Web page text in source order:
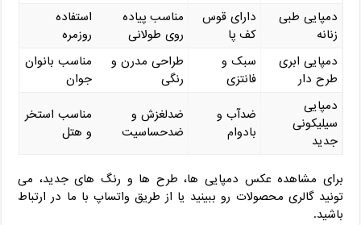
دمپایی طبی
زنانه
دارای قوس
کف پا
مناسب پیاده‌
روی طولانی
استفاده
روزمره
دمپایی ابری
طرح ‌دار
سبک و
فانتزی
طراحی مدرن و
رنگی
مناسب بانوان
جوان
دمپایی
سیلیکونی
جدید
ضدآب و
بادوام
ضدلغزش و
ضدحساسیت
مناسب استخر
و هتل
برای مشاهده عکس دمپایی ‌ها، طرح ‌ها و رنگ ‌های جدید، می‌
تونید گالری محصولات رو ببینید یا از طریق واتساپ با ما در ارتباط
باشید.